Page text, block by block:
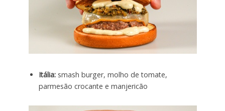
Itália:smash burger, molho de tomate,
parmesão crocante e manjericão